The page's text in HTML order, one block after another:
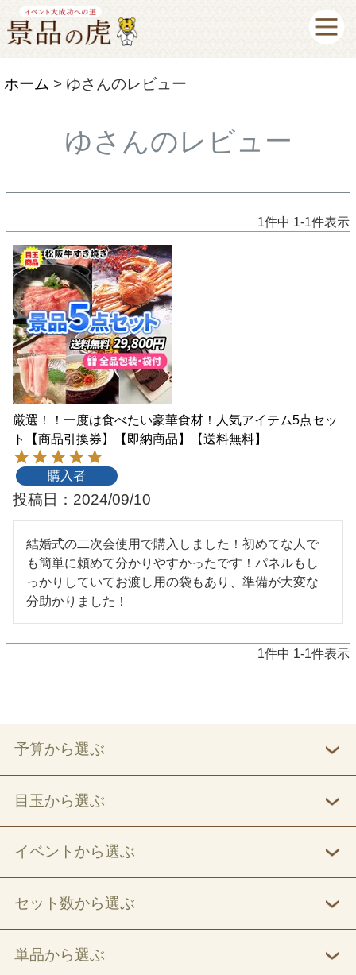
ホーム ゆさんのレビュー
ゆさんのレビュー
1件中 1-1件表示
厳選！！一度は食べたい豪華食材！人気アイテム5点セッ
ト【商品引換券】【即納商品】【送料無料】
購入者
投稿日 2024/09/10
結婚式の二次会使用で購入しました！初めてな人で
も簡単に頼めて分かりやすかったです！パネルもし
っかりしていてお渡し用の袋もあり、準備が大変な
分助かりました！
1件中 1-1件表示
予算から選ぶ
目玉から選ぶ
イベントから選ぶ
セット数から選ぶ
単品から選ぶ